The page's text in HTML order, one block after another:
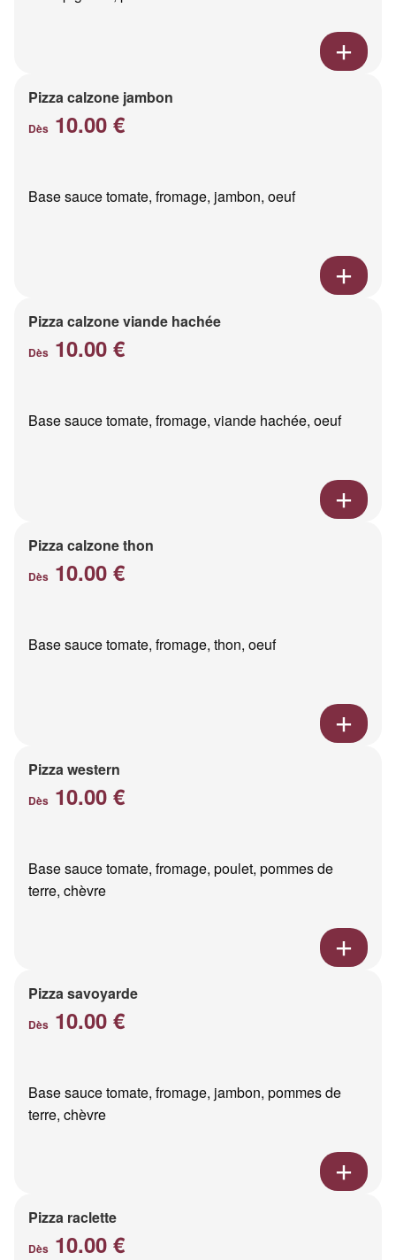
Pizza calzone jambon
Dès 10.00 €
Base sauce tomate, fromage, jambon, oeuf
Pizza calzone viande hachée
Dès 10.00 €
Base sauce tomate, fromage, viande hachée, oeuf
Pizza calzone thon
Dès 10.00 €
Base sauce tomate, fromage, thon, oeuf
Pizza western
Dès 10.00 €
Base sauce tomate, fromage, poulet, pommes de
terre, chèvre
Pizza savoyarde
Dès 10.00 €
Base sauce tomate, fromage, jambon, pommes de
terre, chèvre
Pizza raclette
Dès 10.00 €